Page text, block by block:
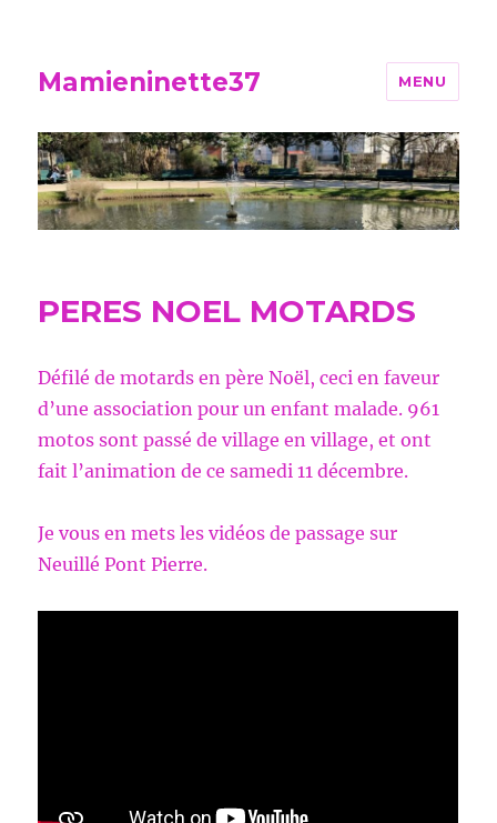
Mamieninette37 MENU
PERES NOEL MOTARDS
Défilé de motards en père Noël, ceci en faveur
d’une association pour un enfant malade. 961
motos sont passé de village en village, et ont
fait l’animation de ce samedi 11 décembre.
Je vous en mets les vidéos de passage sur
Neuillé Pont Pierre.